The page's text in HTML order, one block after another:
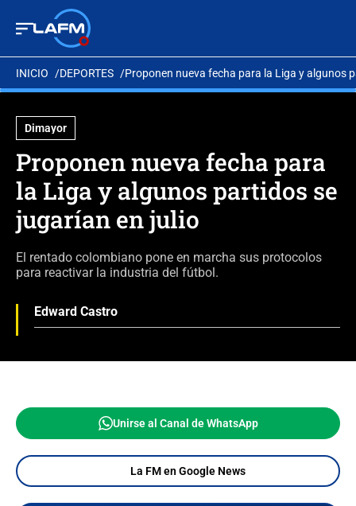
INICIO DEPORTES Proponen nueva fecha para la Liga y algunos
Dimayor
Proponen nueva fecha para
la Liga y algunos partidos se
jugarían en julio
El rentado colombiano pone en marcha sus protocolos
para reactivar la industria del fútbol.
Edward Castro
Unirse al Canal de WhatsApp
La FM en Google News